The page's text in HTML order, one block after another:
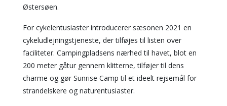
Østersøen.
For cykelentusiaster introducerer sæsonen 2021 en
cykeludlejningstjeneste, der tilføjes til listen over
faciliteter. Campingpladsens nærhed til havet, blot en
200 meter gåtur gennem klitterne, tilføjer til dens
charme og gør Sunrise Camp til et ideelt rejsemål for
strandelskere og naturentusiaster.